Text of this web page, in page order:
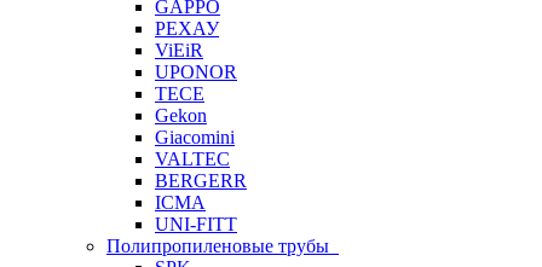
GAPPO
РЕХАУ
ViEiR
UPONOR
TECE
Gekon
Giacomini
VALTEC
BERGERR
ICMA
UNI-FITT
Полипропиленовые трубы